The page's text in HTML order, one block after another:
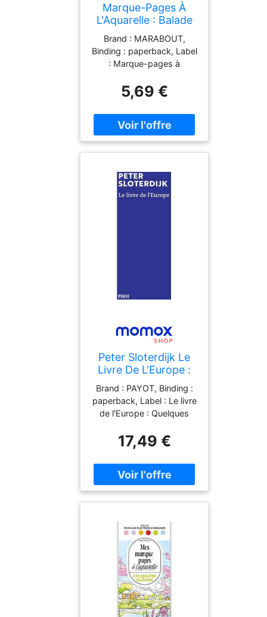
Marque-Pages À
L'Aquarelle : Balade
En Ville : Mes
Marque-Pages À
L'Aquarelle
Brand : MARABOUT,
Binding : paperback, Label
: Marque-pages à
: Mes marque-pages à
l'aquarelle, Format :
big_book, medium :
paperback,
numberOfPages : 80,
publicationDate : 2026-
french, ISBN :
2501199545
5,69 €
Peter Sloterdijk Le
Livre De L'Europe :
Quelques Marque-
Pages
Brand : PAYOT, Binding :
paperback, Label : Le livre
de l'Europe : Quelques
big_book, medium :
paperback,
numberOfPages : 320,
publicationDate : 2026-
03-11, authors : Peter
Sloterdijk, translators :
languages : french, ISBN :
222894016X
17,49 €